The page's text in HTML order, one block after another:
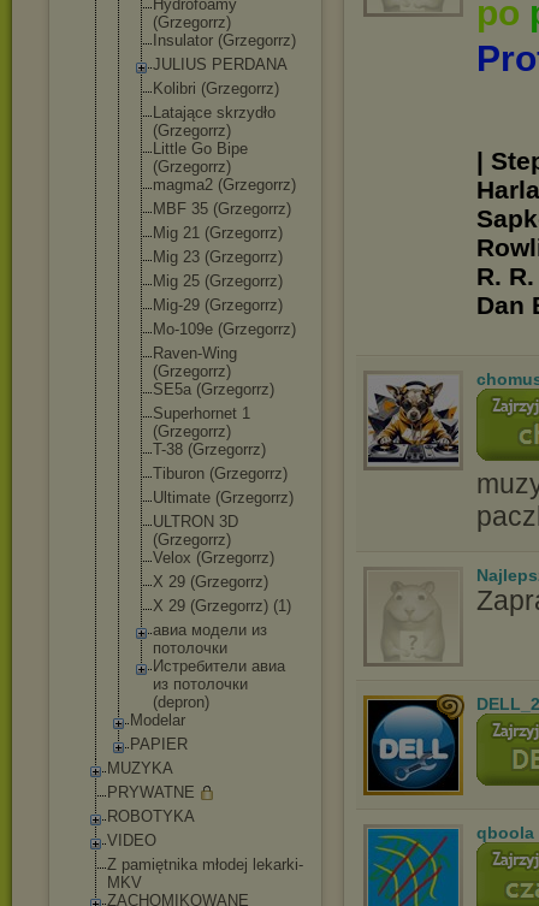
Hydrofoamy
(Grzegorrz)
Insulator (Grzegorrz)
JULIUS PERDANA
Kolibri (Grzegorrz)
Latające skrzydło
(Grzegorrz)
Little Go Bipe
(Grzegorrz)
magma2 (Grzegorrz)
MBF 35 (Grzegorrz)
Mig 21 (Grzegorrz)
Mig 23 (Grzegorrz)
Mig 25 (Grzegorrz)
Mig-29 (Grzegorrz)
Mo-109e (Grzegorrz)
Raven-Wing
(Grzegorrz)
SE5a (Grzegorrz)
Superhornet 1
(Grzegorrz)
T-38 (Grzegorrz)
Tiburon (Grzegorrz)
Ultimate (Grzegorrz)
ULTRON 3D
(Grzegorrz)
Velox (Grzegorrz)
X 29 (Grzegorrz)
X 29 (Grzegorrz) (1)
авиа модели из
потолочки
Истребители авиа
из потолочки
(depron)
Modelar
PAPIER
MUZYKA
PRYWATNE
ROBOTYKA
VIDEO
Z pamiętnika młodej lekarki-
MKV
ZACHOMIKOWANE
po
|
R.
Dan
qboola